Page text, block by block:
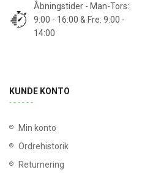
Åbningstider - Man-Tors:
9:00 - 16:00 & Fre: 9:00 -
14:00
KUNDE KONTO
Min konto
Ordrehistorik
Returnering